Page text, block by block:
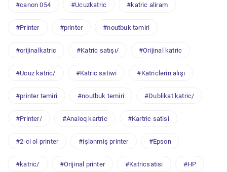
#canon 054 #Ucuzkatric #katric aliram
#Printer #printer #noutbuk təmiri
#orijinalkatric #Katric satışı/ #Orijinal katric
#Ucuz katric/ #Katric satiwi #Katriclərin alışı
#printer təmiri #noutbuk temiri #Dublikat katric/
#Printer/ #Analoq kartric #Kartric satisi
#2-ci əl printer #işlənmiş printer #Epson
#katric/ #Orijinal printer #Katricsatisi #HP